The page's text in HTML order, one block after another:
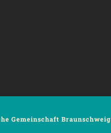
Gemeinschaft Braunschweig